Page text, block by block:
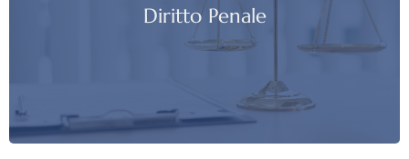
Diritto Penale